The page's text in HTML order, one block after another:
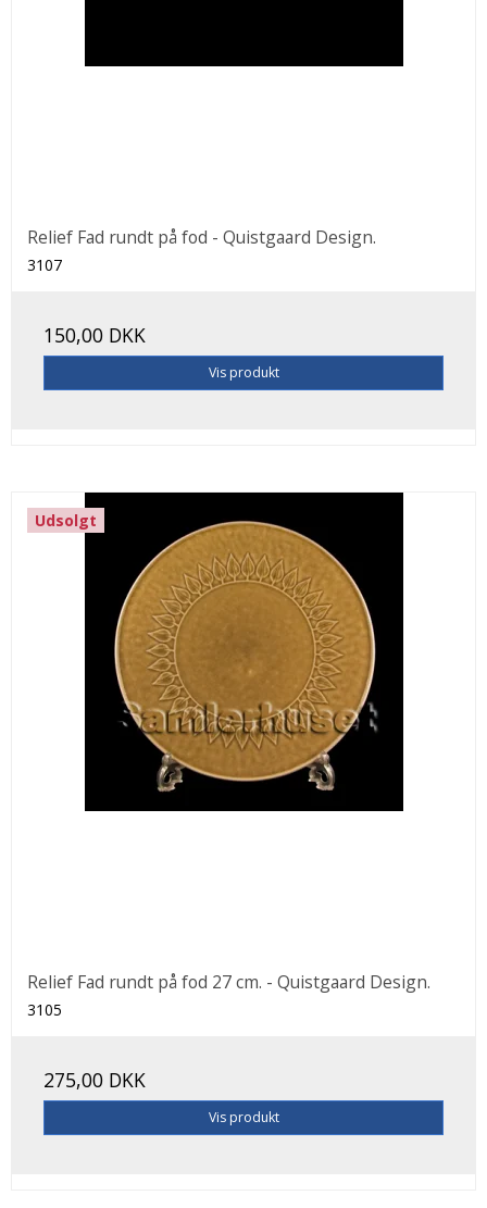
Relief Fad rundt på fod - Quistgaard Design.
3107
150,00 DKK
Vis produkt
Udsolgt
Relief Fad rundt på fod 27 cm. - Quistgaard Design.
3105
275,00 DKK
Vis produkt